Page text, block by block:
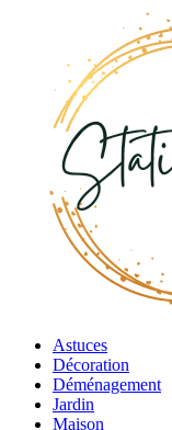
Astuces
Décoration
Déménagement
Jardin
Maison